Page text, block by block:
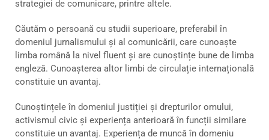
strategiei de comunicare, printre altele.
Căutăm o persoană cu studii superioare, preferabil în
domeniul jurnalismului și al comunicării, care cunoaște
limba română la nivel fluent și are cunoștințe bune de limba
engleză. Cunoașterea altor limbi de circulație internațională
constituie un avantaj.
Cunoștințele în domeniul justiției și drepturilor omului,
activismul civic și experiența anterioară în funcții similare
constituie un avantaj. Experiența de muncă în domeniu